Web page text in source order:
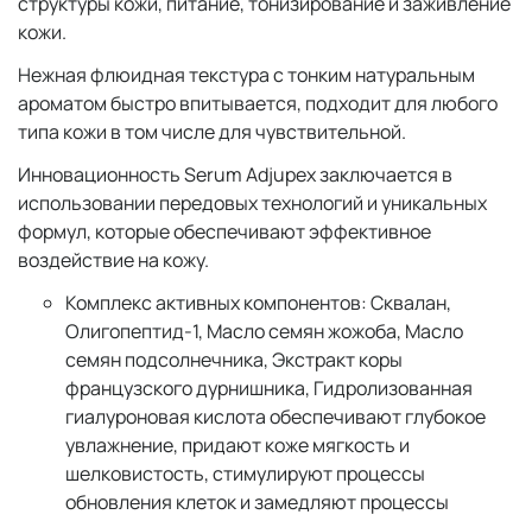
кожи.
Нежная флюидная текстура с тонким натуральным
ароматом быстро впитывается, подходит для любого
типа кожи в том числе для чувствительной.
Инновационность Serum Adjupex заключается в
использовании передовых технологий и уникальных
формул, которые обеспечивают эффективное
воздействие на кожу.
Комплекс активных компонентов: Сквалан,
Олигопептид-1, Масло семян жожоба, Масло
семян подсолнечника, Экстракт коры
французского дурнишника, Гидролизованная
гиалуроновая кислота обеспечивают глубокое
увлажнение, придают коже мягкость и
шелковистость, стимулируют процессы
обновления клеток и замедляют процессы